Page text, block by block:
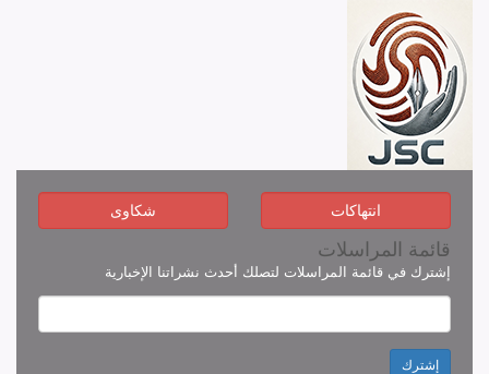
انتهاكات شكاوى
قائمة المراسلات
إشترك في قائمة المراسلات لتصلك أحدث نشراتنا الإخبارية
إشترك